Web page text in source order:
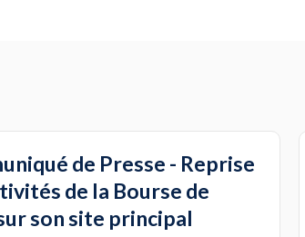
de Presse - Reprise
de la Bourse de
son site principal